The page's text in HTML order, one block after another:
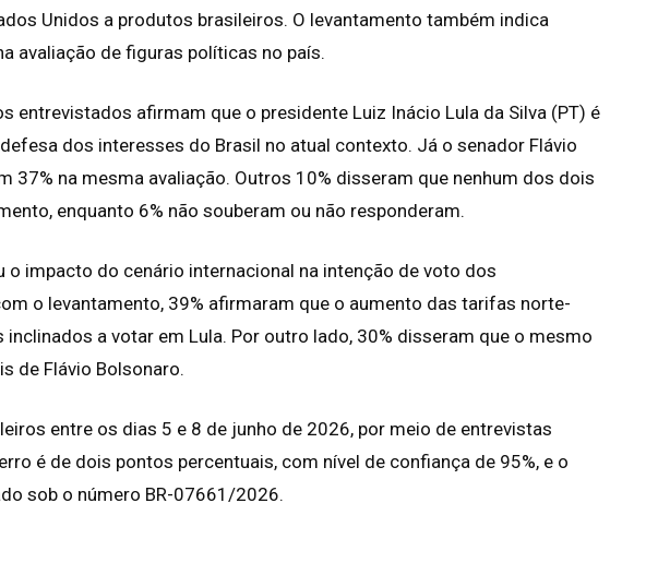
Unidos a produtos brasileiros. O levantamento também indica
avaliação de figuras políticas no país.
entrevistados afirmam que o presidente Luiz Inácio Lula da Silva (PT) é
dos interesses do Brasil no atual contexto. Já o senador Flávio
37% na mesma avaliação. Outros 10% disseram que nenhum dos dois
enquanto 6% não souberam ou não responderam.
o impacto do cenário internacional na intenção de voto dos
o levantamento, 39% afirmaram que o aumento das tarifas norte-
a votar em Lula. Por outro lado, 30% disseram que o mesmo
de Flávio Bolsonaro.
entre os dias 5 e 8 de junho de 2026, por meio de entrevistas
é de dois pontos percentuais, com nível de confiança de 95%, e o
sob o número BR-07661/2026.